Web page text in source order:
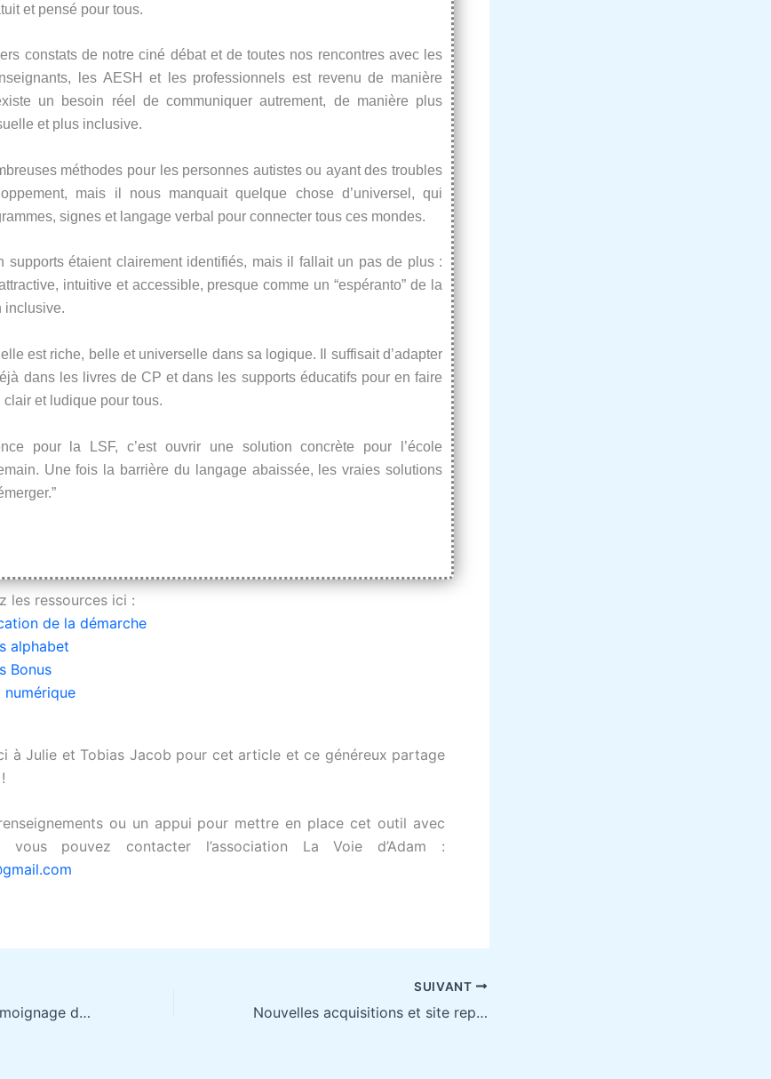
et pensé pour tous.
constats de notre ciné débat et de toutes nos rencontres avec les
les AESH et les professionnels est revenu de manière
un besoin réel de communiquer autrement, de manière plus
et plus inclusive.
méthodes pour les personnes autistes ou ayant des troubles
mais il nous manquait quelque chose d’universel, qui
signes et langage verbal pour connecter tous ces mondes.
supports étaient clairement identifiés, mais il fallait un pas de plus :
intuitive et accessible, presque comme un “espéranto” de la
inclusive.
est riche, belle et universelle dans sa logique. Il suffisait d’adapter
dans les livres de CP et dans les supports éducatifs pour en faire
et ludique pour tous.
pour la LSF, c’est ouvrir une solution concrète pour l’école
Une fois la barrière du langage abaissée, les vraies solutions
les ressources ici :
de la démarche
alphabet
Bonus
numérique
à Julie et Tobias Jacob pour cet article et ce généreux partage
ou un appui pour mettre en place cet outil avec
vous pouvez contacter l’association La Voie d’Adam :
Diagnostic tardif : témoignage de Jonathan, diagnostiqué TSA à 48 ans
SUIVANT
Nouvelles acquisitions et site repensé pour faciliter vos recherches !